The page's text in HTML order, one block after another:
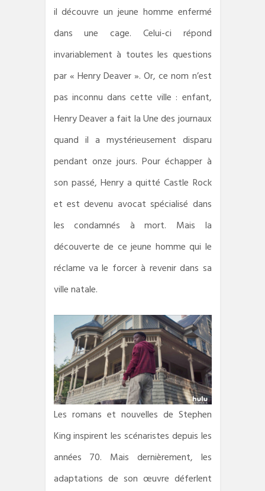
il découvre un jeune homme enfermé
dans une cage. Celui-ci répond
invariablement à toutes les questions
par « Henry Deaver ». Or, ce nom n’est
pas inconnu dans cette ville : enfant,
Henry Deaver a fait la Une des journaux
quand il a mystérieusement disparu
pendant onze jours. Pour échapper à
son passé, Henry a quitté Castle Rock
et est devenu avocat spécialisé dans
les condamnés à mort. Mais la
découverte de ce jeune homme qui le
réclame va le forcer à revenir dans sa
ville natale.
Les romans et nouvelles de Stephen
King inspirent les scénaristes depuis les
années 70. Mais dernièrement, les
adaptations de son œuvre déferlent